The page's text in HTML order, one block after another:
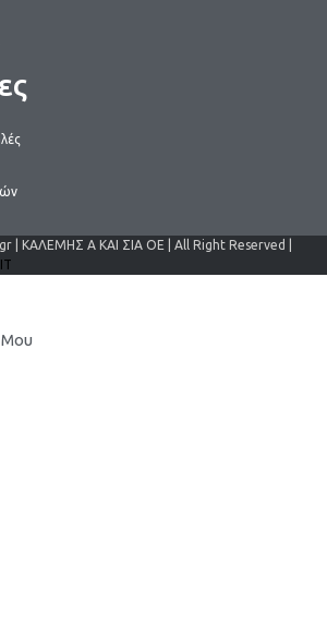
| ΚΑΛΕΜΗΣ Α ΚΑΙ ΣΙΑ ΟΕ | All Right Reserved |
Μου